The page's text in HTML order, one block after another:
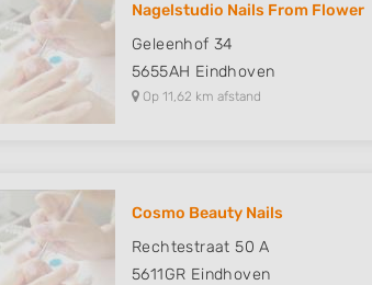
Nagelstudio Nails From Flower
Geleenhof 34
5655AH Eindhoven
Op 11,62 km afstand
Cosmo Beauty Nails
Rechtestraat 50 A
5611GR Eindhoven